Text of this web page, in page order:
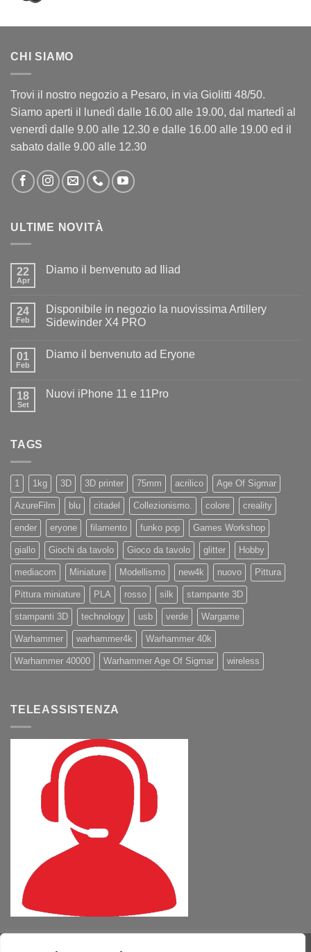
CHI SIAMO
Trovi il nostro negozio a Pesaro, in via Giolitti 48/50.
Siamo aperti il lunedì dalle 16.00 alle 19.00, dal martedì al
venerdì dalle 9.00 alle 12.30 e dalle 16.00 alle 19.00 ed il
sabato dalle 9.00 alle 12.30
ULTIME NOVITÀ
22
Apr
Diamo il benvenuto ad Iliad
Diamo
il
benvenuto
24
Feb
Disponibile in negozio la nuovissima Artillery
Sidewinder X4 PRO
su
la
nuovissima
01
Feb
Diamo il benvenuto ad Eryone
Diamo
18
Set
Nuovi iPhone 11 e 11Pro
TAGS
1 1kg 3D 3D printer 75mm acrilico Age Of Sigmar
AzureFilm blu citadel Collezionismo. colore creality
ender eryone filamento funko pop Games Workshop
giallo Giochi da tavolo Gioco da tavolo glitter Hobby
mediacom Miniature Modellismo new4k nuovo Pittura
Pittura miniature PLA rosso silk stampante 3D
stampanti 3D technology usb verde Wargame
Warhammer warhammer4k Warhammer 40k
Warhammer 40000 Warhammer Age Of Sigmar wireless
TELEASSISTENZA